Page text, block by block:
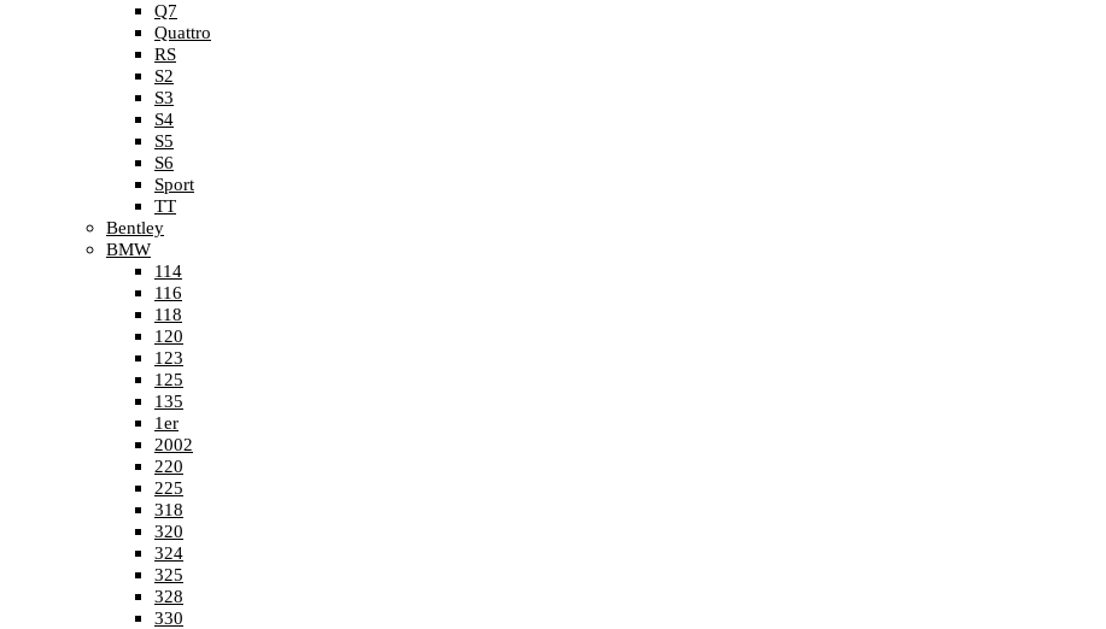
Q7
Quattro
RS
S2
S3
S4
S5
S6
Sport
TT
Bentley
BMW
114
116
118
120
123
125
135
1er
2002
220
225
318
320
324
325
328
330